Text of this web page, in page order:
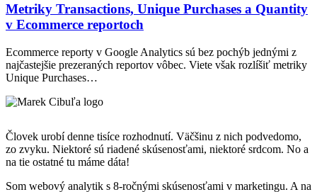
Metriky Transactions, Unique Purchases a Quantity
v Ecommerce reportoch
Ecommerce reporty v Google Analytics sú bez pochýb jednými z
najčastejšie prezeraných reportov vôbec. Viete však rozlíšiť metriky
Unique Purchases…
Človek urobí denne tisíce rozhodnutí. Väčšinu z nich podvedomo,
zo zvyku. Niektoré sú riadené skúsenosťami, niektoré srdcom. No a
na tie ostatné tu máme dáta!
Som webový analytik s 8-ročnými skúsenosťami v marketingu. A na